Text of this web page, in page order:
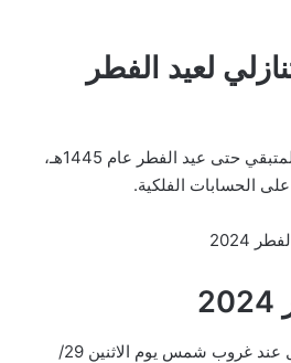
لعيد الفطر
العداد التالي يوضح الوقت المتبقي حتى عيد الفطر عام 1445هـ،
2024
وسيتم رؤية هلال شهر شوال عند غروب شمس يوم الاثنين 29/